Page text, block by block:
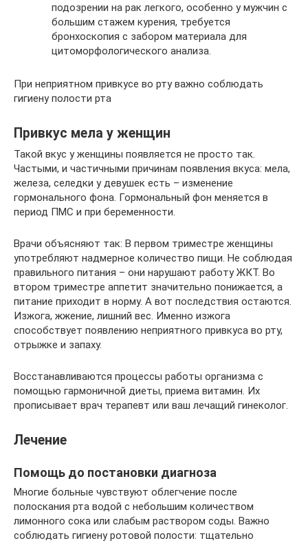
подозрении на рак легкого, особенно у мужчин с
большим стажем курения, требуется
бронхоскопия с забором материала для
цитоморфологического анализа.
При неприятном привкусе во рту важно соблюдать
гигиену полости рта
Привкус мела у женщин
Такой вкус у женщины появляется не просто так.
Частыми, и частичными причинам появления вкуса: мела,
железа, селедки у девушек есть – изменение
гормонального фона. Гормональный фон меняется в
период ПМС и при беременности.
Врачи объясняют так: В первом триместре женщины
употребляют надмерное количество пищи. Не соблюдая
правильного питания – они нарушают работу ЖКТ. Во
втором триместре аппетит значительно понижается, а
питание приходит в норму. А вот последствия остаются.
Изжога, жжение, лишний вес. Именно изжога
способствует появлению неприятного привкуса во рту,
отрыжке и запаху.
Восстанавливаются процессы работы организма с
помощью гармоничной диеты, приема витамин. Их
прописывает врач терапевт или ваш лечащий гинеколог.
Лечение
Помощь до постановки диагноза
Многие больные чувствуют облегчение после
полоскания рта водой с небольшим количеством
лимонного сока или слабым раствором соды. Важно
соблюдать гигиену ротовой полости: тщательно